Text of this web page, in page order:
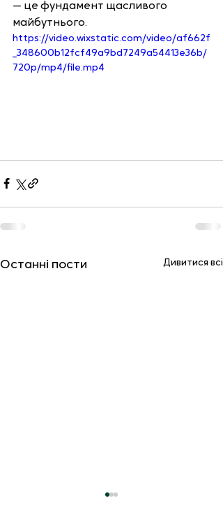
— це фундамент щасливого
майбутнього.
https://video.wixstatic.com/video/af662f
_348600b12fcf49a9bd7249a54413e36b/
720p/mp4/file.mp4
Останні пости Дивитися всі